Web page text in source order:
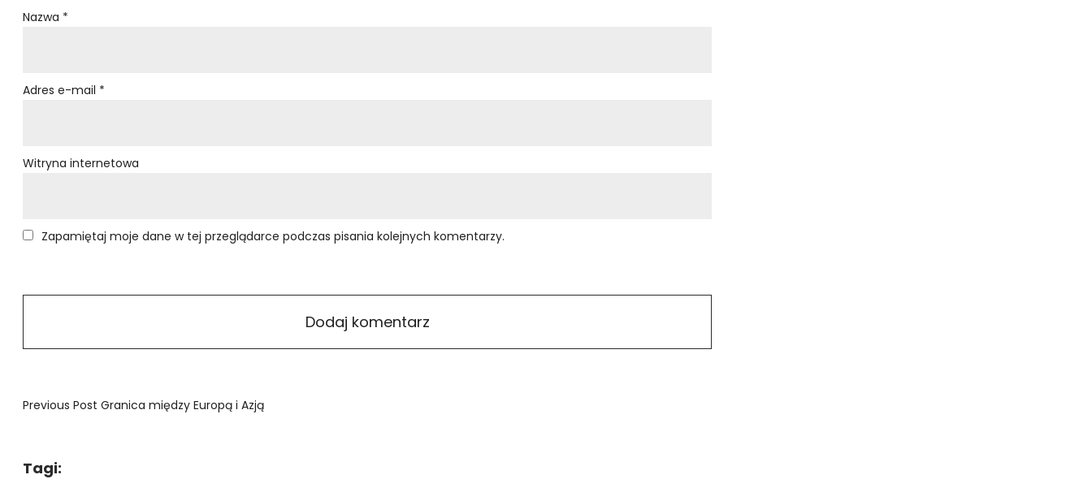
Nazwa *
Adres e-mail *
Witryna internetowa
Zapamiętaj moje dane w tej przeglądarce podczas pisania kolejnych komentarzy.
Previous Post Granica między Europą i Azją
Tagi: